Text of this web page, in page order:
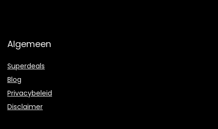
Algemeen
Superdeals
Blog
Privacybeleid
Disclaimer